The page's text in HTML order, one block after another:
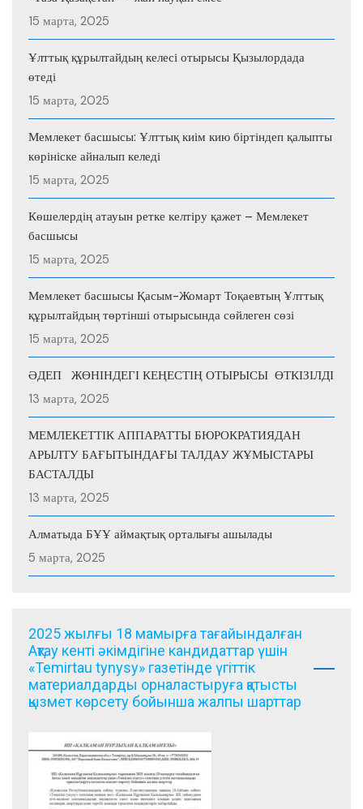
15 марта, 2025
Ұлттық құрылтайдың келесі отырысы Қызылордада
өтеді
15 марта, 2025
Мемлекет басшысы: Ұлттық киім кию біртіндеп қалыпты
көрініске айналып келеді
15 марта, 2025
Көшелердің атауын ретке келтіру қажет – Мемлекет
басшысы
15 марта, 2025
Мемлекет басшысы Қасым-Жомарт Тоқаевтың Ұлттық
құрылтайдың төртінші отырысында сөйлеген сөзі
15 марта, 2025
ӘДЕП ЖӨНІНДЕГІ КЕҢЕСТІҢ ОТЫРЫСЫ ӨТКІЗІЛДІ
13 марта, 2025
МЕМЛЕКЕТТІК АППАРАТТЫ БЮРОКРАТИЯДАН
АРЫЛТУ БАҒЫТЫНДАҒЫ ТАЛДАУ ЖҰМЫСТАРЫ
БАСТАЛДЫ
13 марта, 2025
Алматыда БҰҰ аймақтық орталығы ашылады
5 марта, 2025
2025 жылғы 18 мамырға тағайындалған
Ақтау кенті әкімдігіне кандидаттар үшін
«Temirtau tynysy» газетінде үгіттік
материалдарды орналастыруға қатысты
қызмет көрсету бойынша жалпы шарттар